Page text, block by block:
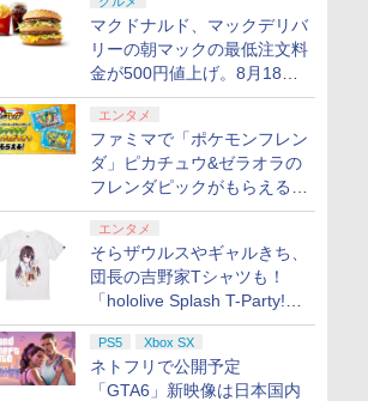
マクドナルド、マックデリバ
リーの朝マックの最低注文料
金が500円値上げ。8月18日
より1,500円から受付
エンタメ
ファミマで「ポケモンフレン
ダ」ピカチュウ&ゼラオラの
フレンダピックがもらえるキ
ャンペーン開催！
エンタメ
そらザウルスやギャルきち、
団長の吉野家Tシャツも！
「hololive Splash T-Party!」
全Tシャツラインナップ公開
＆オンライン販売開始
PS5 Xbox SX
ネトフリで公開予定
「GTA6」新映像は日本国内